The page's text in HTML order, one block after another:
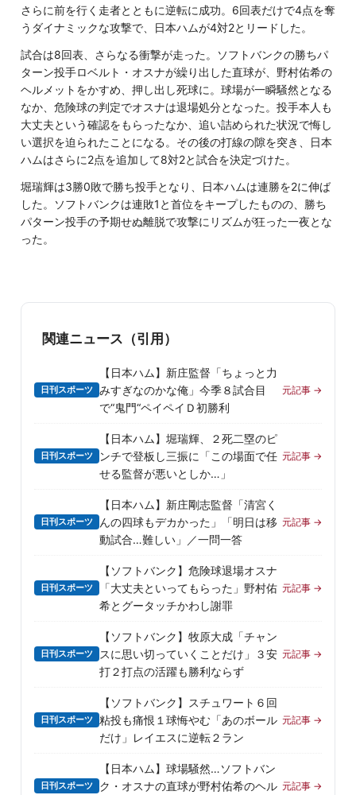
さらに前を行く走者とともに逆転に成功。6回表だけで4点を奪
うダイナミックな攻撃で、日本ハムが4対2とリードした。
試合は8回表、さらなる衝撃が走った。ソフトバンクの勝ちパ
ターン投手ロベルト・オスナが繰り出した直球が、野村佑希の
ヘルメットをかすめ、押し出し死球に。球場が一瞬騒然となる
なか、危険球の判定でオスナは退場処分となった。投手本人も
大丈夫という確認をもらったなか、追い詰められた状況で悔し
い選択を迫られたことになる。その後の打線の隙を突き、日本
ハムはさらに2点を追加して8対2と試合を決定づけた。
堀瑞輝は3勝0敗で勝ち投手となり、日本ハムは連勝を2に伸ば
した。ソフトバンクは連敗1と首位をキープしたものの、勝ち
パターン投手の予期せぬ離脱で攻撃にリズムが狂った一夜とな
った。
関連ニュース（引用）
日刊スポーツ
【日本ハム】新庄監督「ちょっと力
みすぎなのかな俺」今季８試合目
で“鬼門“ペイペイＤ初勝利
元記事 →
日刊スポーツ
【日本ハム】堀瑞輝、２死二塁のピ
ンチで登板し三振に「この場面で任
せる監督が悪いとしか…」
元記事 →
日刊スポーツ
【日本ハム】新庄剛志監督「清宮く
んの四球もデカかった」「明日は移
動試合…難しい」／一問一答
元記事 →
日刊スポーツ
【ソフトバンク】危険球退場オスナ
「大丈夫といってもらった」野村佑
希とグータッチかわし謝罪
元記事 →
日刊スポーツ
【ソフトバンク】牧原大成「チャン
スに思い切っていくことだけ」３安
打２打点の活躍も勝利ならず
元記事 →
日刊スポーツ
【ソフトバンク】スチュワート６回
粘投も痛恨１球悔やむ「あのボール
だけ」レイエスに逆転２ラン
元記事 →
日刊スポーツ
【日本ハム】球場騒然…ソフトバン
ク・オスナの直球が野村佑希のヘル 元記事 →